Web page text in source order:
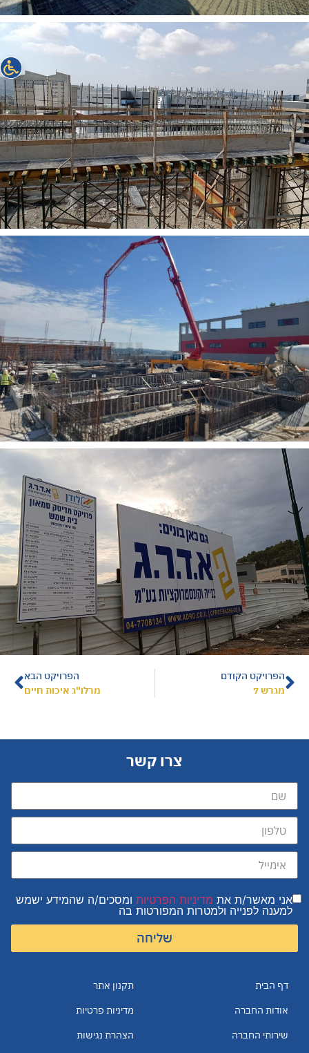
הפרויקט הקודם
מגרש 7
הפרויקט הבא
מרלו"ג איכות חיים
צרו קשר
אני מאשר/ת את מדיניות הפרטיות ומסכים/ה שהמידע ישמש
למענה לפנייה ולמטרות המפורטות בה
שליחה
דף הבית
אודות החברה
שירותי החברה
תקנון אתר
מדיניות פרטיות
הצהרת נגישות